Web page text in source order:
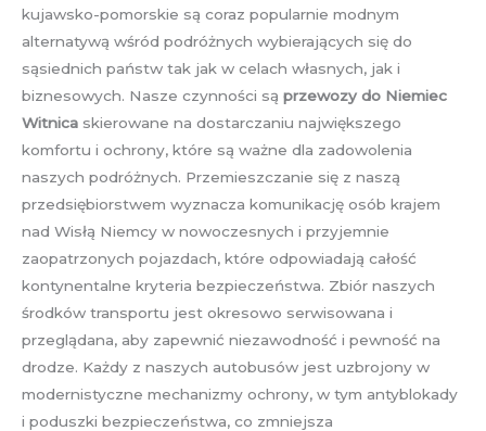
kujawsko-pomorskie są coraz popularnie modnym
alternatywą wśród podróżnych wybierających się do
sąsiednich państw tak jak w celach własnych, jak i
biznesowych. Nasze czynności są przewozy do Niemiec
Witnica skierowane na dostarczaniu największego
komfortu i ochrony, które są ważne dla zadowolenia
naszych podróżnych. Przemieszczanie się z naszą
przedsiębiorstwem wyznacza komunikację osób krajem
nad Wisłą Niemcy w nowoczesnych i przyjemnie
zaopatrzonych pojazdach, które odpowiadają całość
kontynentalne kryteria bezpieczeństwa. Zbiór naszych
środków transportu jest okresowo serwisowana i
przeglądana, aby zapewnić niezawodność i pewność na
drodze. Każdy z naszych autobusów jest uzbrojony w
modernistyczne mechanizmy ochrony, w tym antyblokady
i poduszki bezpieczeństwa, co zmniejsza